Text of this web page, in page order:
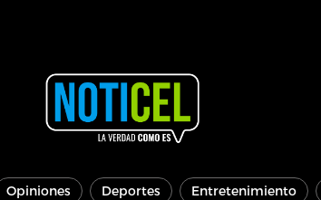
Opiniones Deportes Entretenimiento